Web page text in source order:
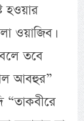
হওয়ার
ওয়াজিব।
তবে
আবহুর”
“তাকবীরে